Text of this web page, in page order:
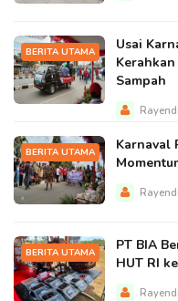
BERITA UTAMA
Usai
Sampah
Rayendi
BERITA UTAMA
Karnaval
Rayendi
BERITA UTAMA
PT BIA
HUT RI
Rayendi